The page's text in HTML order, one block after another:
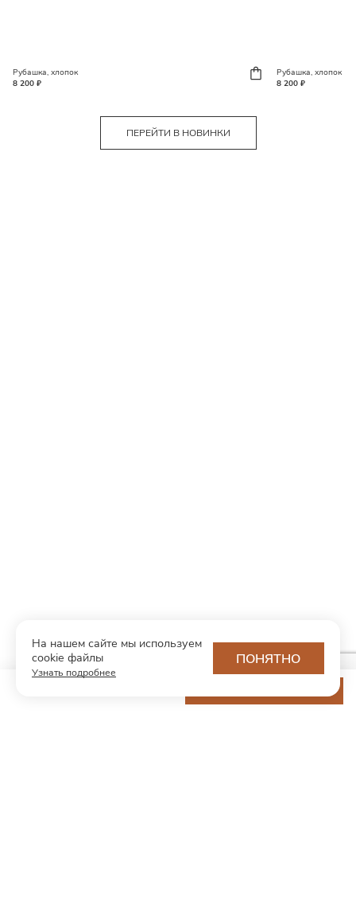
Рубашка, хлопок
8 200 ₽
Рубашка, хлопок
8 200 ₽
ПЕРЕЙТИ В НОВИНКИ
На нашем сайте мы используем
cookie файлы
Узнать подробнее
ПОНЯТНО